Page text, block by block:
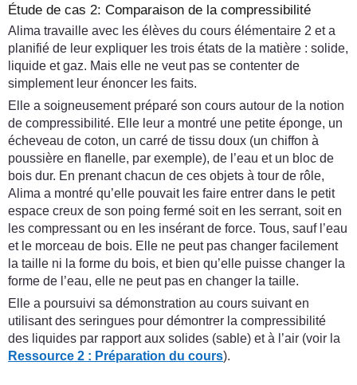
Étude de cas 2: Comparaison de la compressibilité
Alima travaille avec les élèves du cours élémentaire 2 et a
planifié de leur expliquer les trois états de la matière : solide,
liquide et gaz. Mais elle ne veut pas se contenter de
simplement leur énoncer les faits.
Elle a soigneusement préparé son cours autour de la notion
de compressibilité. Elle leur a montré une petite éponge, un
écheveau de coton, un carré de tissu doux (un chiffon à
poussière en flanelle, par exemple), de l’eau et un bloc de
bois dur. En prenant chacun de ces objets à tour de rôle,
Alima a montré qu’elle pouvait les faire entrer dans le petit
espace creux de son poing fermé soit en les serrant, soit en
les compressant ou en les insérant de force. Tous, sauf l’eau
et le morceau de bois. Elle ne peut pas changer facilement
la taille ni la forme du bois, et bien qu’elle puisse changer la
forme de l’eau, elle ne peut pas en changer la taille.
Elle a poursuivi sa démonstration au cours suivant en
utilisant des seringues pour démontrer la compressibilité
des liquides par rapport aux solides (sable) et à l’air (voir la
Ressource 2 : Préparation du cours).